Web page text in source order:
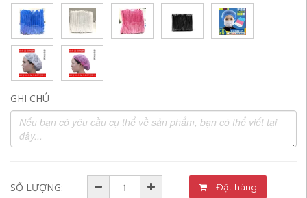
GHI CHÚ
SỐ LƯỢNG: Đặt hàng